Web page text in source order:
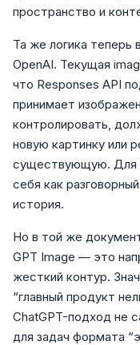
пространство и
Та же логика теперь
OpenAI. Текущая
что Responses API
принимает
контролировать,
новую картинку или
существующую. Для
себя как
история.
Но в той же
GPT Image — это
жесткий контур.
“главный продукт
ChatGPT-подход не
для задач формата